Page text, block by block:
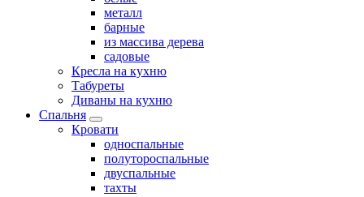
металл
барные
из массива дерева
садовые
Кресла на кухню
Табуреты
Диваны на кухню
Спальня
Кровати
односпальные
полутороспальные
двуспальные
тахты